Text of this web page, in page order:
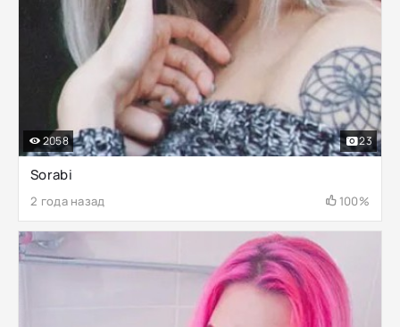
Sorabi
2 года назад 100%
2058 23